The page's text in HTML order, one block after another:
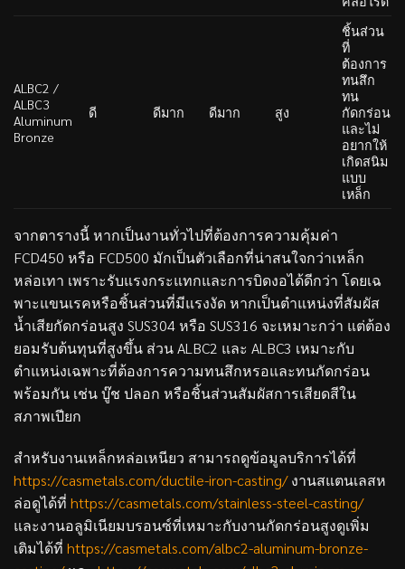
ALBC2 /
ALBC3
Aluminum
Bronze
ดี ดีมาก ดีมาก สูง
ชิ้นส่วน
ที่
ต้องการ
ทนสึก
ทน
กัดกร่อน
และไม่
อยากให้
เกิดสนิม
แบบ
เหล็ก
จากตารางนี้ หากเป็นงานทั่วไปที่ต้องการความคุ้มค่า
FCD450 หรือ FCD500 มักเป็นตัวเลือกที่น่าสนใจกว่าเหล็ก
หล่อเทา เพราะรับแรงกระแทกและการบิดงอได้ดีกว่า โดยเฉ
พาะแขนเรคหรือชิ้นส่วนที่มีแรงงัด หากเป็นตำแหน่งที่สัมผัส
น้ำเสียกัดกร่อนสูง SUS304 หรือ SUS316 จะเหมาะกว่า แต่ต้อง
ยอมรับต้นทุนที่สูงขึ้น ส่วน ALBC2 และ ALBC3 เหมาะกับ
ตำแหน่งเฉพาะที่ต้องการความทนสึกหรอและทนกัดกร่อน
พร้อมกัน เช่น บู๊ช ปลอก หรือชิ้นส่วนสัมผัสการเสียดสีใน
สภาพเปียก
สำหรับงานเหล็กหล่อเหนียว สามารถดูข้อมูลบริการได้ที่
https://casmetals.com/ductile-iron-casting/งานสแตนเลสห
ล่อดูได้ที่ https://casmetals.com/stainless-steel-casting/
และงานอลูมิเนียมบรอนซ์ที่เหมาะกับงานกัดกร่อนสูงดูเพิ่ม
เติมได้ที่ https://casmetals.com/albc2-aluminum-bronze-